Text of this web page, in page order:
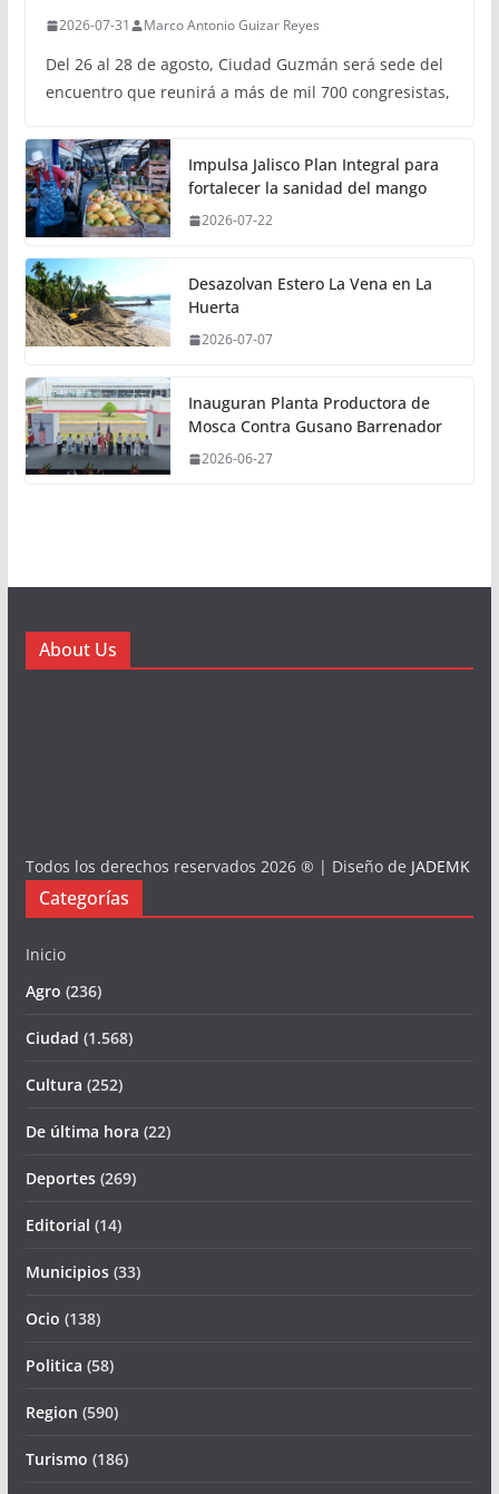
2026-07-31 Marco Antonio Guizar Reyes
Del 26 al 28 de agosto, Ciudad Guzmán será sede del
encuentro que reunirá a más de mil 700 congresistas,
Impulsa Jalisco Plan Integral para
fortalecer la sanidad del mango
2026-07-22
Desazolvan Estero La Vena en La
Huerta
2026-07-07
Inauguran Planta Productora de
Mosca Contra Gusano Barrenador
2026-06-27
About Us
Todos los derechos reservados 2026 ® | Diseño de JADEMK
Categorías
Inicio
Agro (236)
Ciudad (1.568)
Cultura (252)
De última hora (22)
Deportes(269)
Editorial (14)
Municipios(33)
Ocio (138)
Politica (58)
Region (590)
Turismo (186)